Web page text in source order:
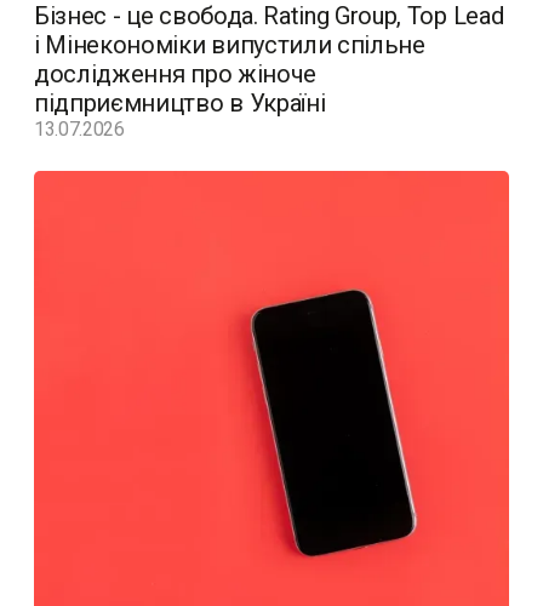
Бізнес - це свобода. Rating Group, Top Lead
і Мінекономіки випустили спільне
дослідження про жіноче
підприємництво в Україні
13.07.2026